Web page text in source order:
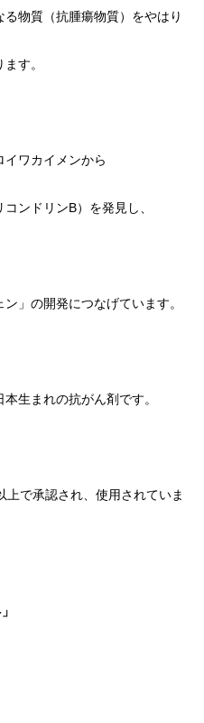
物質（抗腫瘍物質）をやはり
す。
イワカイメンから
ンドリンB）を発見し、
」の開発につなげています。
生まれの抗がん剤です。
で承認され、使用されていま